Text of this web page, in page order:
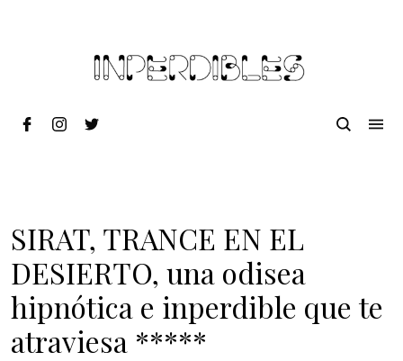
SIRAT, TRANCE EN EL
DESIERTO, una odisea
hipnótica e inperdible que te
atraviesa *****